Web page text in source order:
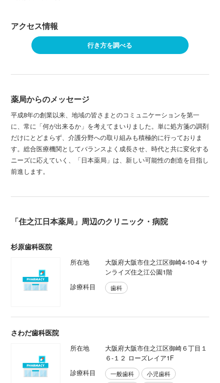
アクセス情報
行き方を調べる
薬局からのメッセージ
平成8年の創業以来、地域の皆さまとのコミュニケーションを第一
に、常に「何が出来るか」を考えてまいりました。単に処方箋の調剤
だけにとどまらず、介護分野への取り組みも積極的に行っておりま
す。総合医療機関としてバランスよく成長させ、時代と共に変化する
ニーズに応えていく、「日本薬局」は、新しい可能性の創造を目指し
前進します。
「住之江日本薬局」周辺のクリニック・病院
杉原歯科医院
所在地
大阪府大阪市住之江区御崎4-10-4 サ
ンライズ住之江公園1階
診療科目
歯科
さわだ歯科医院
所在地
大阪府大阪市住之江区御崎６丁目１
６-１２ ローズレイア1F
診療科目
一般歯科
小児歯科